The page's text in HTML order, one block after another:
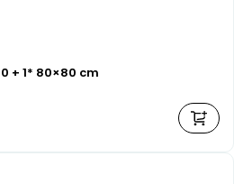
+ 1* 80×80 cm